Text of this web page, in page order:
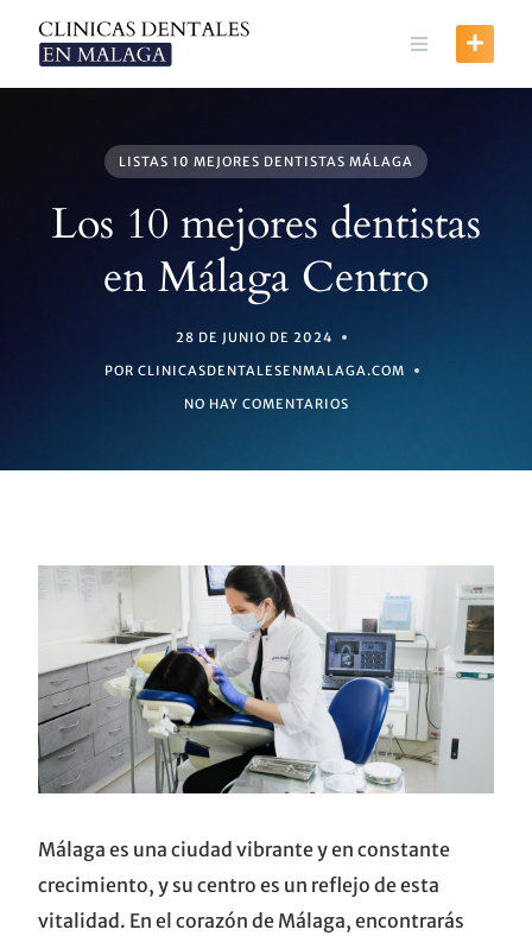
content
LISTAS 10 MEJORES DENTISTAS MÁLAGA
Los 10 mejores dentistas
en Málaga Centro
28 DE JUNIO DE 2024
POR CLINICASDENTALESENMALAGA.COM
NO HAY COMENTARIOS
Málaga es una ciudad vibrante y en constante
crecimiento, y su centro es un reflejo de esta
vitalidad. En el corazón de Málaga, encontrarás